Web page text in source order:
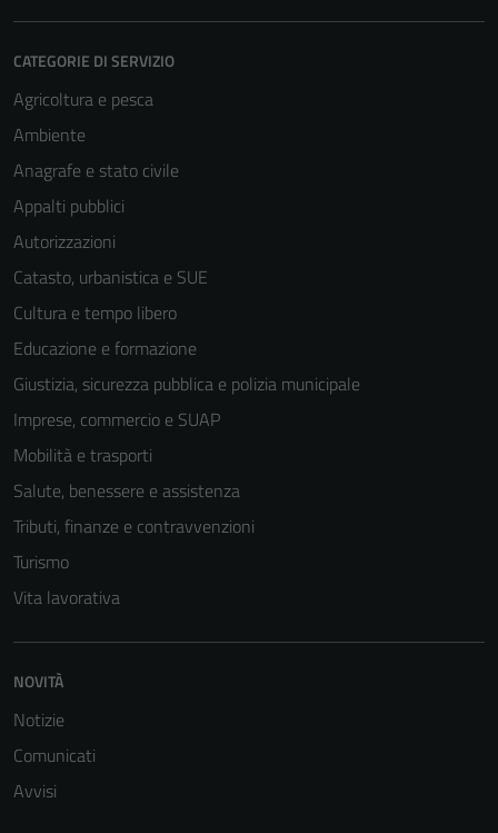
CATEGORIE DI SERVIZIO
Agricoltura e pesca
Ambiente
Anagrafe e stato civile
Appalti pubblici
Autorizzazioni
Catasto, urbanistica e SUE
Cultura e tempo libero
Educazione e formazione
Giustizia, sicurezza pubblica e polizia municipale
Imprese, commercio e SUAP
Mobilità e trasporti
Salute, benessere e assistenza
Tributi, finanze e contravvenzioni
Turismo
Vita lavorativa
NOVITÀ
Notizie
Comunicati
Avvisi
funzionamento
del sito e non